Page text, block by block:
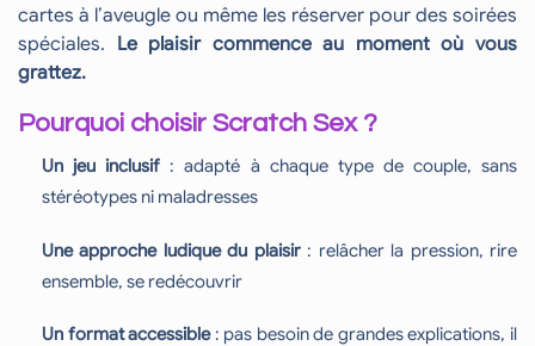
cartes à l’aveugle ou même les réserver pour des soirées
spéciales. Le plaisir commence au moment où vous
grattez.
Pourquoi choisir Scratch Sex ?
Un jeu inclusif : adapté à chaque type de couple, sans
stéréotypes ni maladresses
Une approche ludique du plaisir: relâcher la pression, rire
ensemble, se redécouvrir
Un format accessible: pas besoin de grandes explications, il